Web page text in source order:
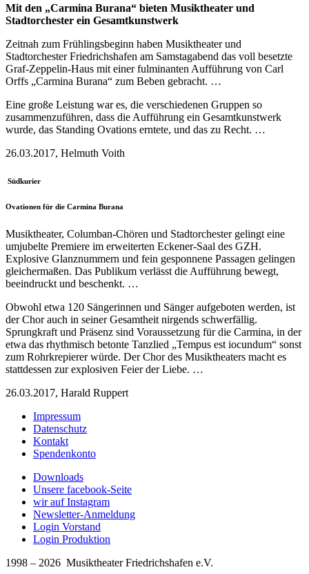
Mit den „Carmina Burana“ bieten Musiktheater und
Stadtorchester ein Gesamtkunstwerk
Zeitnah zum Frühlingsbeginn haben Musiktheater und
Stadtorchester Friedrichshafen am Samstagabend das voll besetzte
Graf-Zeppelin-Haus mit einer fulminanten Aufführung von Carl
Orffs „Carmina Burana“ zum Beben gebracht. …
Eine große Leistung war es, die verschiedenen Gruppen so
zusammenzuführen, dass die Aufführung ein Gesamtkunstwerk
wurde, das Standing Ovations erntete, und das zu Recht. …
26.03.2017, Helmuth Voith
Südkurier
Ovationen für die Carmina Burana
Musiktheater, Columban-Chören und Stadtorchester gelingt eine
umjubelte Premiere im erweiterten Eckener-Saal des GZH.
Explosive Glanznummern und fein gesponnene Passagen gelingen
gleichermaßen. Das Publikum verlässt die Aufführung bewegt,
beeindruckt und beschenkt. …
Obwohl etwa 120 Sängerinnen und Sänger aufgeboten werden, ist
der Chor auch in seiner Gesamtheit nirgends schwerfällig.
Sprungkraft und Präsenz sind Voraussetzung für die Carmina, in der
etwa das rhythmisch betonte Tanzlied „Tempus est iocundum“ sonst
zum Rohrkrepierer würde. Der Chor des Musiktheaters macht es
stattdessen zur explosiven Feier der Liebe. …
26.03.2017, Harald Ruppert
Impressum
Datenschutz
Kontakt
Spendenkonto
Downloads
Unsere facebook-Seite
wir auf Instagram
Newsletter-Anmeldung
Login Vorstand
Login Produktion
1998 – 2026 Musiktheater Friedrichshafen e.V.